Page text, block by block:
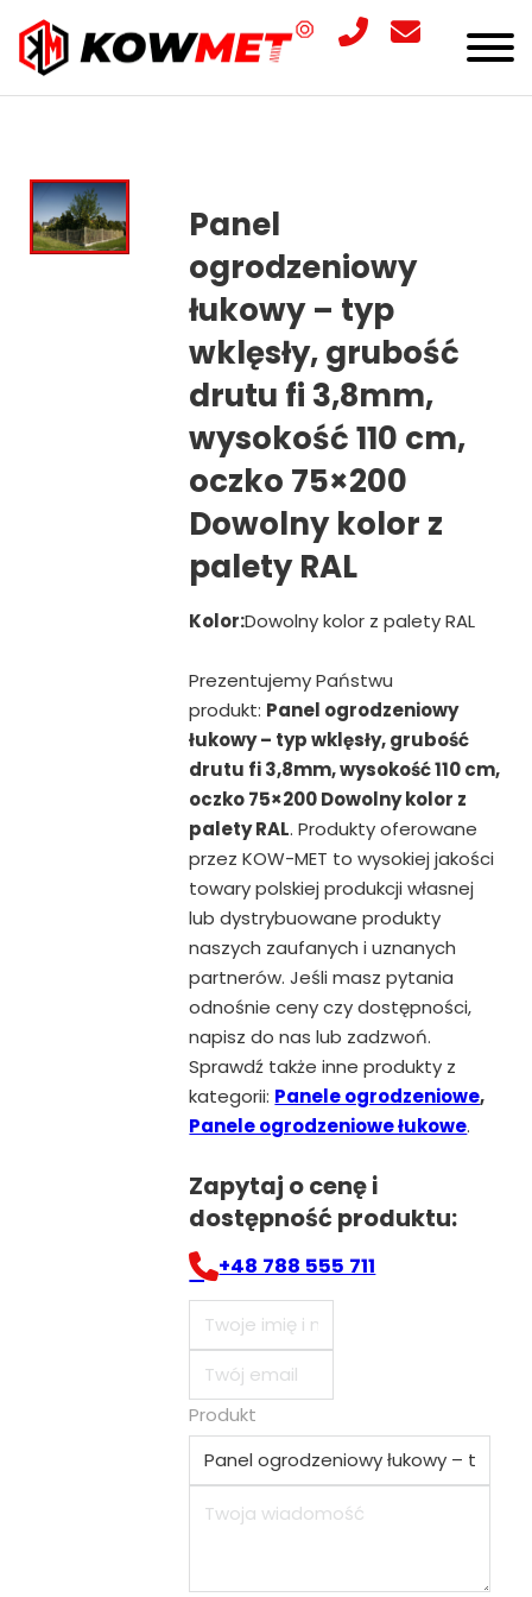
Panel
ogrodzeniowy
łukowy – typ
wklęsły, grubość
drutu fi 3,8mm,
wysokość 110 cm,
oczko 75×200
Dowolny kolor z
palety RAL
Kolor:Dowolny kolor z palety RAL
Prezentujemy Państwu
produkt: Panel ogrodzeniowy
łukowy – typ wklęsły, grubość
drutu fi 3,8mm, wysokość 110 cm,
oczko 75×200 Dowolny kolor z
palety RAL. Produkty oferowane
przez KOW-MET to wysokiej jakości
towary polskiej produkcji własnej
lub dystrybuowane produkty
naszych zaufanych i uznanych
partnerów. Jeśli masz pytania
odnośnie ceny czy dostępności,
napisz do nas lub zadzwoń.
Sprawdź także inne produkty z
kategorii: Panele ogrodzeniowe,
Panele ogrodzeniowe łukowe.
Zapytaj o cenę i
dostępność produktu:
+48 788 555 711
Produkt